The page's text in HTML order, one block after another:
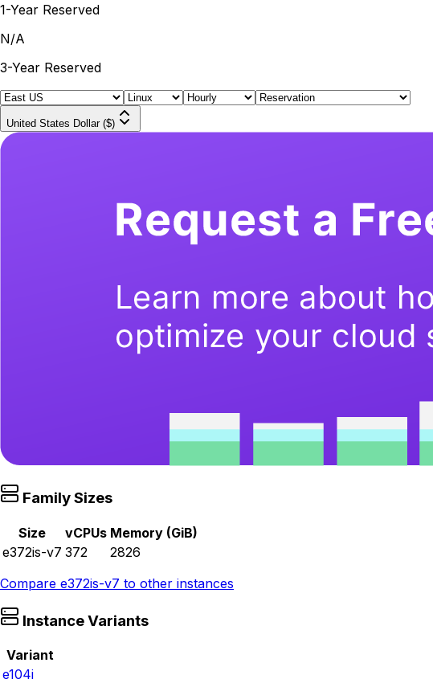
1-Year Reserved
N/A
3-Year Reserved
United States Dollar ($)
Family Sizes
Size vCPUs Memory (GiB)
e372is-v7 372
2826
Compare e372is-v7 to other instances
Instance Variants
Variant
e104i